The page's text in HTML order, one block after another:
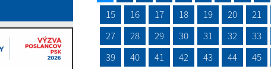
15
16 17 18 19 20 21
27
28 29 30 31 32 33
39
40 41 42 43 44 45